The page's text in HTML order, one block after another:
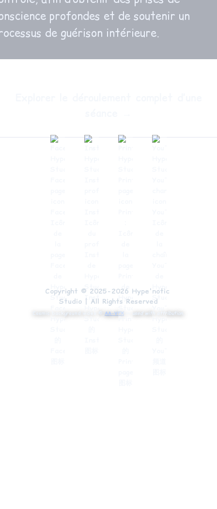
profondes et de soutenir un
de guérison intérieure.
Copyright © 2025-2026 Hype'notic
Studio | All Rights Reserved
Cosmic background video © AA-VFX used with attribution.